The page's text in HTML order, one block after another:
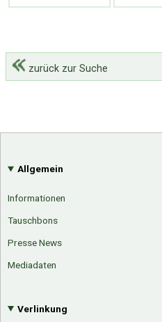
zurück zur Suche
Allgemein
Informationen
Tauschbons
Presse News
Mediadaten
Verlinkung